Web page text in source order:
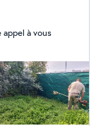
fin de
avec fourgon
pas à me
à vous